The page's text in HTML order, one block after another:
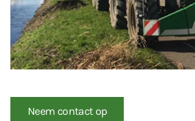
Neem contact op